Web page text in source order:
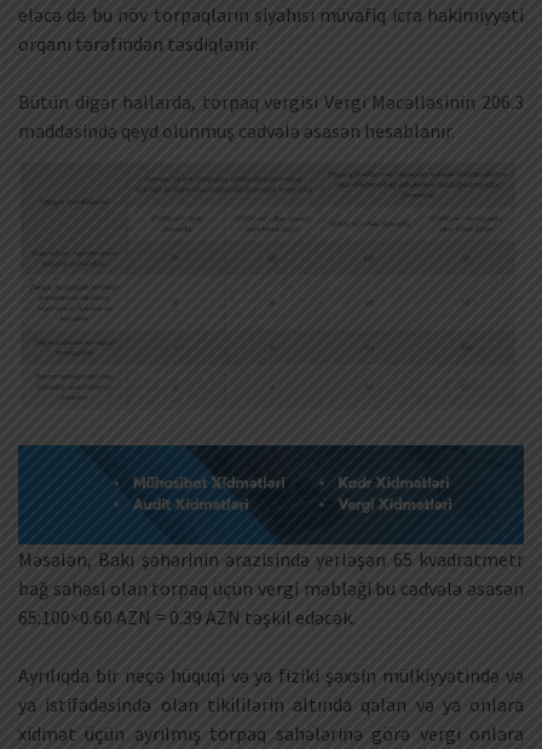
eləcə də bu növ torpaqların siyahısı müvafiq icra hakimiyyəti
orqanı tərəfindən təsdiqlənir.
Bütün digər hallarda, torpaq vergisi Vergi Məcəlləsinin 206.3
maddəsində qeyd olunmuş cədvələ əsasən hesablanır.
Məsələn, Bakı şəhərinin ərazisində yerləşən 65 kvadratmetr
bağ sahəsi olan torpaq üçün vergi məbləği bu cədvələ əsasən
65:100×0.60 AZN = 0.39 AZN təşkil edəcək.
Ayrılıqda bir neçə hüquqi və ya fiziki şəxsin mülkiyyətində və
ya istifadəsində olan tikililərin altında qalan və ya onlara
xidmət üçün ayrılmış torpaq sahələrinə görə vergi onlara